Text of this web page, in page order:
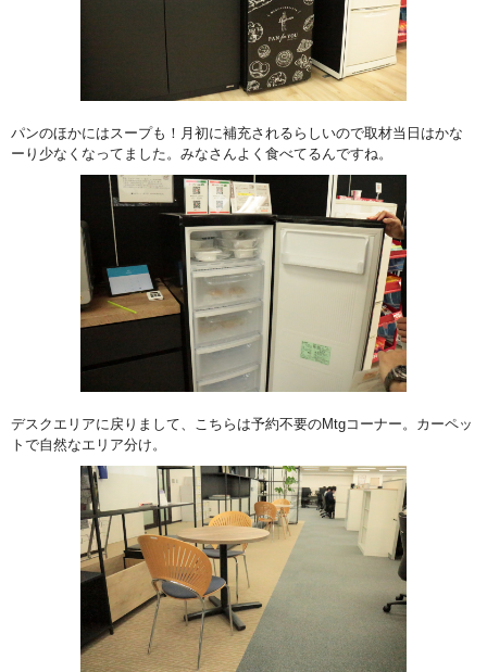
パンのほかにはスープも！月初に補充されるらしいので取材当日はかな
ーり少なくなってました。みなさんよく食べてるんですね。
デスクエリアに戻りまして、こちらは予約不要のMtgコーナー。カーペッ
トで自然なエリア分け。